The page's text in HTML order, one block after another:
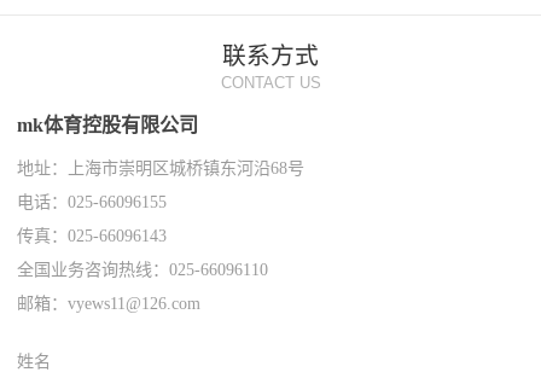
联系方式
CONTACT US
mk体育控股有限公司
地址：上海市崇明区城桥镇东河沿68号
电话：025-66096155
传真：025-66096143
全国业务咨询热线：025-66096110
邮箱：vyews11@126.com
姓名